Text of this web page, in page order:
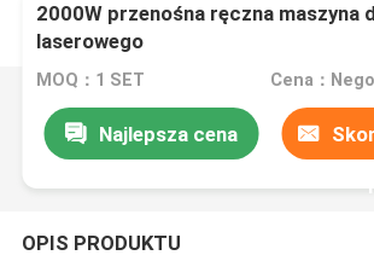
2000W przenośna ręczna maszyna
laserowego
MOQ：1 SET Cena：
Najlepsza cena
OPIS PRODUKTU